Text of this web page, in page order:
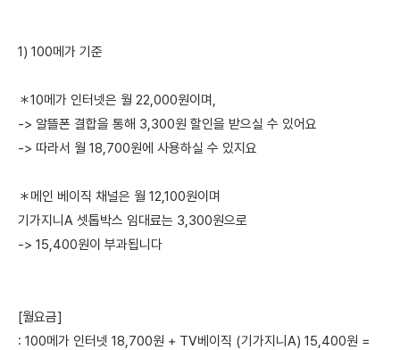
1) 100메가 기준
＊10메가 인터넷은 월 22,000원이며,
-> 알뜰폰 결합을 통해 3,300원 할인을 받으실 수 있어요
-> 따라서 월 18,700원에 사용하실 수 있지요
＊메인 베이직 채널은 월 12,100원이며
기가지니A 셋톱박스 임대료는 3,300원으로
-> 15,400원이 부과됩니다
[월요금]
: 100메가 인터넷 18,700원 + TV베이직 (기가지니A) 15,400원 =